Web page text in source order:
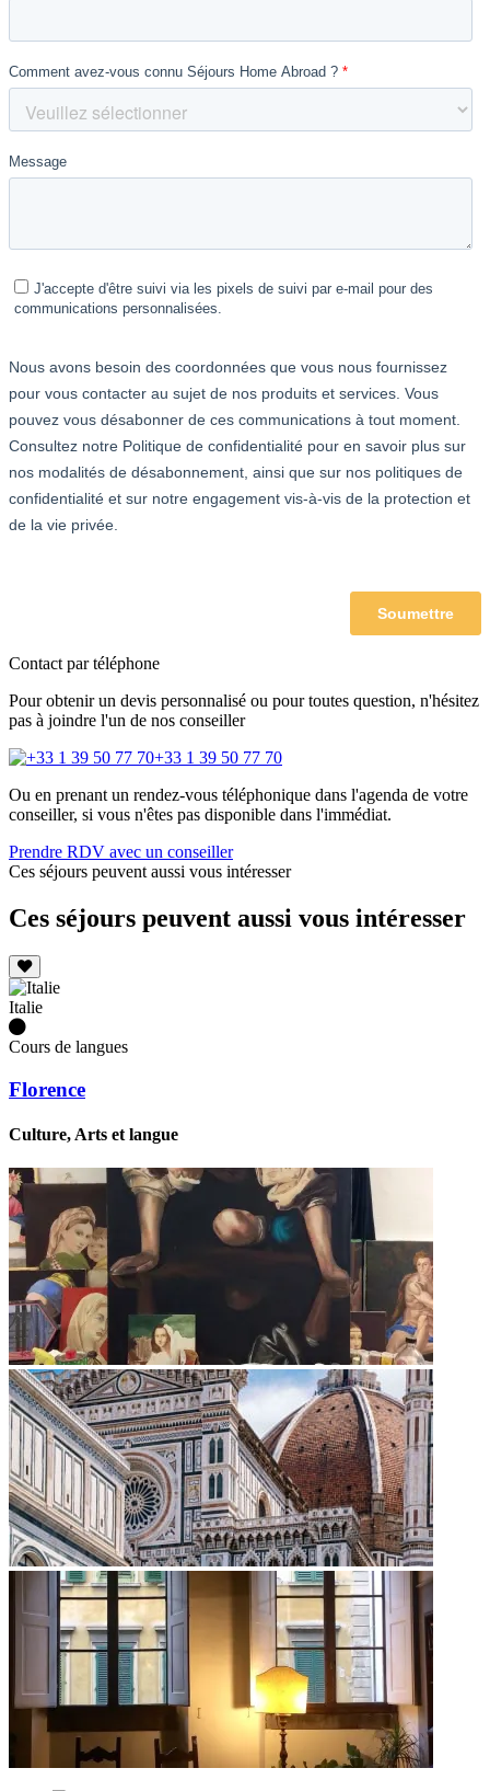
Contact par téléphone
Pour obtenir un devis personnalisé ou pour toutes question, n'hésitez
pas à joindre l'un de nos conseiller
+33 1 39 50 77 70
Ou en prenant un rendez-vous téléphonique dans l'agenda de votre
conseiller, si vous n'êtes pas disponible dans l'immédiat.
Prendre RDV avec un conseiller
Ces séjours peuvent aussi vous intéresser
Ces séjours peuvent aussi vous intéresser
Italie
Cours de langues
Florence
Culture, Arts et langue